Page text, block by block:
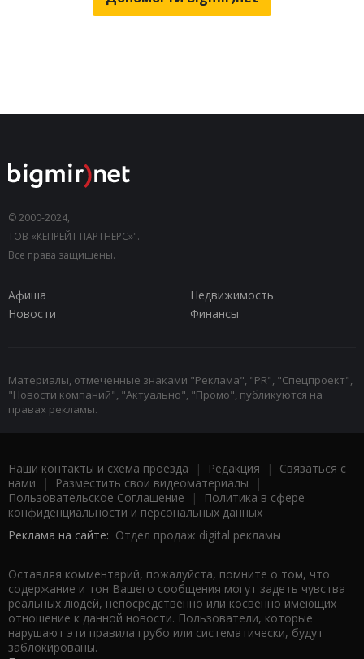
© 2000-2024,
ТОВ «КЕПРЕЙТ ПАРТНЕРС»".
Все права защищены.
Афиша
Недвижимость
Новости
Финансы
Материалы, отмеченные знаками "Реклама", "PR", "Спецпроект",
"Новости компаний", "Актуально", "Промо", публикуются на
правах рекламы.
Наши контакты и схема проезда | Редакция | Связаться с
нами | Разместить свои видеоматериалы |
Пользовательское Соглашение |
Политика в сфере
конфиденциальности и персональных данных
Реклама на сайте: Отдел продаж digital рекламы
Оставляя комментарий, пожалуйста, помните о том, что
содержание и тон Вашего сообщения могут задеть чувства
реальных людей, непосредственно или косвенно имеющих
отношение к данной новости. Пользователи, которые
нарушают эти правила грубо или систематически, будут
заблокированы.